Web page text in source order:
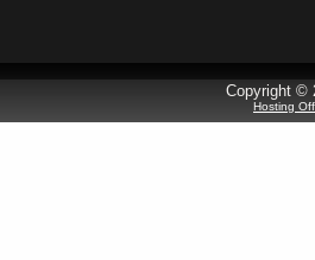
Copyright ©
Hosting